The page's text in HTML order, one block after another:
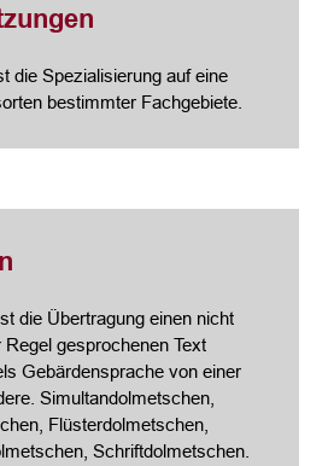
die Spezialisierung auf eine
bestimmter Fachgebiete.
die Übertragung einen nicht
gesprochenen Text
Gebärdensprache von einer
Simultandolmetschen,
Flüsterdolmetschen,
Schriftdolmetschen.